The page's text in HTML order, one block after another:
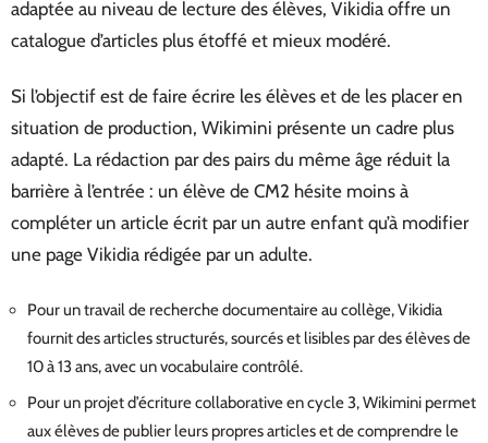
adaptée au niveau de lecture des élèves, Vikidia offre un
catalogue d’articles plus étoffé et mieux modéré.
Si l’objectif est de faire écrire les élèves et de les placer en
situation de production, Wikimini présente un cadre plus
adapté. La rédaction par des pairs du même âge réduit la
barrière à l’entrée : un élève de CM2 hésite moins à
compléter un article écrit par un autre enfant qu’à modifier
une page Vikidia rédigée par un adulte.
Pour un travail de recherche documentaire au collège, Vikidia
fournit des articles structurés, sourcés et lisibles par des élèves de
10 à 13 ans, avec un vocabulaire contrôlé.
Pour un projet d’écriture collaborative en cycle 3, Wikimini permet
aux élèves de publier leurs propres articles et de comprendre le